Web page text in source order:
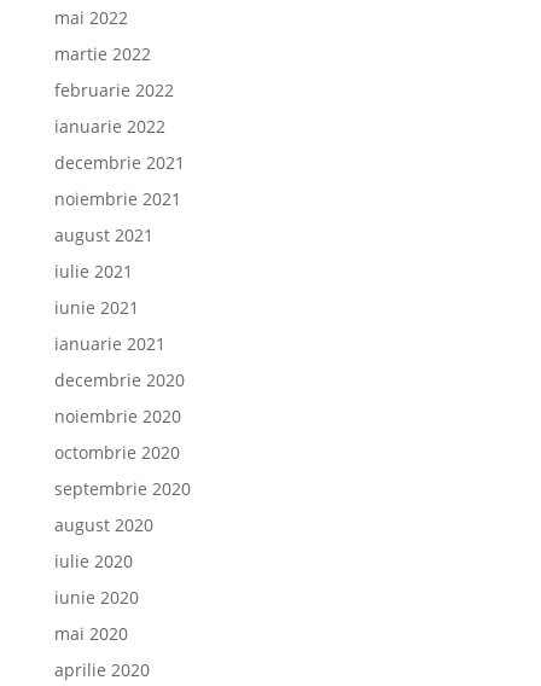
mai 2022
martie 2022
februarie 2022
ianuarie 2022
decembrie 2021
noiembrie 2021
august 2021
iulie 2021
iunie 2021
ianuarie 2021
decembrie 2020
noiembrie 2020
octombrie 2020
septembrie 2020
august 2020
iulie 2020
iunie 2020
mai 2020
aprilie 2020